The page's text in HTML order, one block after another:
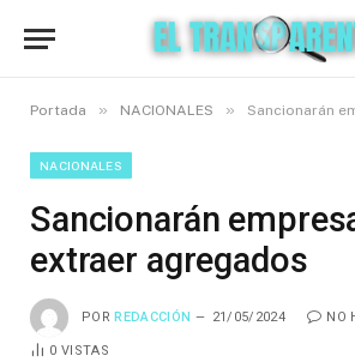
Portada » NACIONALES » Sancionarán
NACIONALES
Sancionarán
extraer agregados
POR REDACCIÓN 21/05/2024 NO
0VISTAS